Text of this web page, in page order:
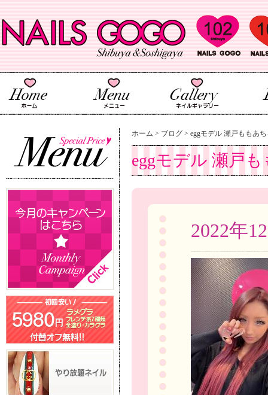
ホーム > ブログ > eggモデル 瀬戸ももあ
2022年